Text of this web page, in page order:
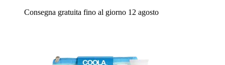
Consegna gratuita fino al giorno 12 agosto